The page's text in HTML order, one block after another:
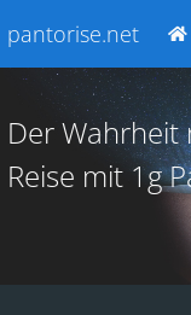
pantorise.net
Der Wahrheit
Reise mit 1g